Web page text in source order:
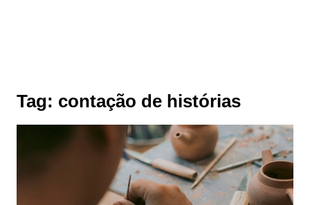
Tag: contação de histórias